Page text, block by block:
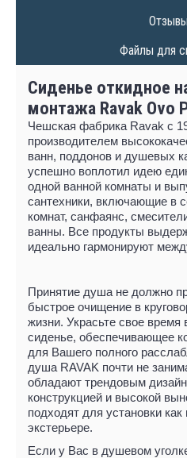
Файлы для
Сиденье откидное
монтажа Ravak Ovo
Чешская фабрика Ravak с
производителем
ванн, поддонов и душевых
успешно воплотил идею
одной ванной комнаты и
сантехники, включающие в
комнат, санфаянс,
ванны. Все продукты
идеально гармонируют
Принятие душа не должно
быстрое очищение в
жизни. Украсьте свое
сиденье, обеспечивающее
для Вашего полного
душа RAVAK почти не
обладают трендовым
конструкцией и высокой
подходят для установки как
экстерьере.
Если у Вас в душевом